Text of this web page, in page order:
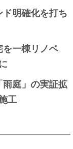
明確化を打ち
一棟リノベ
庭」の実証拡
工